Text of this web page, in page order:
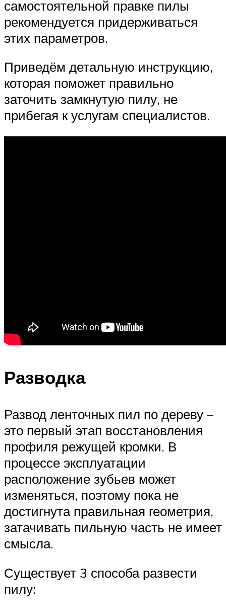
самостоятельной правке пилы
рекомендуется придерживаться
этих параметров.
Приведём детальную инструкцию,
которая поможет правильно
заточить замкнутую пилу, не
прибегая к услугам специалистов.
Разводка
Развод ленточных пил по дереву –
это первый этап восстановления
профиля режущей кромки. В
процессе эксплуатации
расположение зубьев может
изменяться, поэтому пока не
достигнута правильная геометрия,
затачивать пильную часть не имеет
смысла.
Существует 3 способа развести
пилу: